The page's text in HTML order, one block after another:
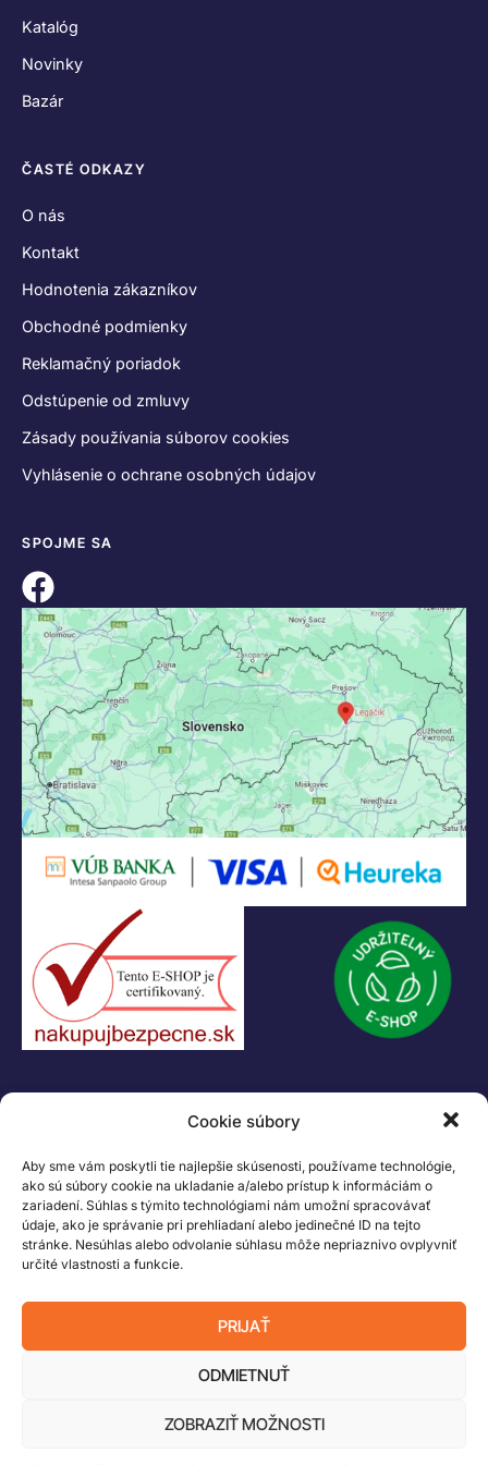
Cookie súbory
Aby sme vám poskytli tie najlepšie skúsenosti, používame technológie,
ako sú súbory cookie na ukladanie a/alebo prístup k informáciám o
zariadení. Súhlas s týmito technológiami nám umožní spracovávať
údaje, ako je správanie pri prehliadaní alebo jedinečné ID na tejto
stránke. Nesúhlas alebo odvolanie súhlasu môže nepriaznivo ovplyvniť
určité vlastnosti a funkcie.
PRIJAŤ
ODMIETNUŤ
ZOBRAZIŤ MOŽNOSTI
Katalóg
Novinky
Bazár
ČASTÉ ODKAZY
O nás
Kontakt
Hodnotenia zákazníkov
Obchodné podmienky
Reklamačný poriadok
Odstúpenie od zmluvy
Zásady používania súborov cookies
Vyhlásenie o ochrane osobných údajov
SPOJME SA
+421 907 919 608
legacik@legacik.sk
Legáčik s.r.o
Hrnčiarska 2/A
04001 Košice
IČ DPH: SK2023978330
Logo LEGO, minifigures, DUPLO, LEGENDS OF CHIMA, NINJAGO, BIONICLE,